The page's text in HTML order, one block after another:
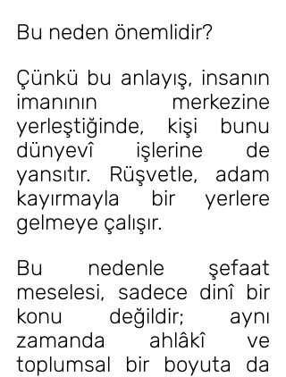
Bu neden önemlidir?
Çünkü bu anlayış, insanın
imanının merkezine
yerleştiğinde, kişi bunu
dünyevî işlerine de
yansıtır. Rüşvetle, adam
kayırmayla bir yerlere
gelmeye çalışır.
Bu nedenle şefaat
meselesi, sadece dinî bir
konu değildir; aynı
zamanda ahlâkî ve
toplumsal bir boyuta da